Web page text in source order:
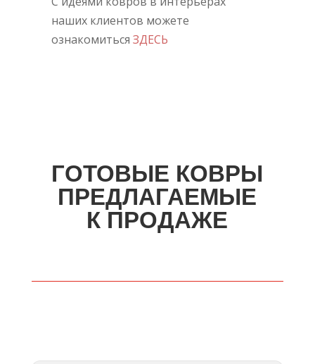
наших клиентов можете
ознакомиться ЗДЕСЬ
ГОТОВЫЕ КОВРЫ
ПРЕДЛАГАЕМЫЕ
К ПРОДАЖЕ